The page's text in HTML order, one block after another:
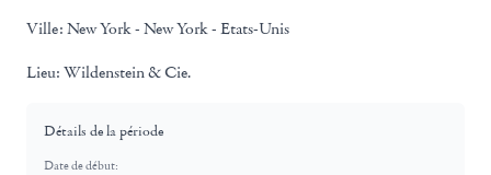
Ville: New York - New York - Etats-Unis
Lieu: Wildenstein & Cie.
Détails de la période
Date de début: